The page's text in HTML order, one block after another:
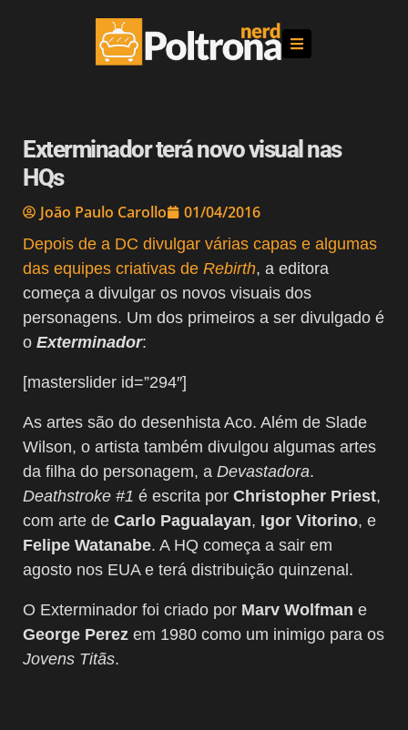
Exterminador terá novo visual nas
HQs
João Paulo Carollo 01/04/2016
Depois de a DC divulgar várias capas e algumas
das equipes criativas de Rebirth, a editora
começa a divulgar os novos visuais dos
personagens. Um dos primeiros a ser divulgado é
o Exterminador:
[masterslider id=”294″]
As artes são do desenhista Aco. Além de Slade
Wilson, o artista também divulgou algumas artes
da filha do personagem, a Devastadora.
Deathstroke #1 é escrita por Christopher Priest,
com arte de Carlo Pagualayan, Igor Vitorino, e
Felipe Watanabe. A HQ começa a sair em
agosto nos EUA e terá distribuição quinzenal.
O Exterminador foi criado por Marv Wolfman e
George Perez em 1980 como um inimigo para os
Jovens Titãs.